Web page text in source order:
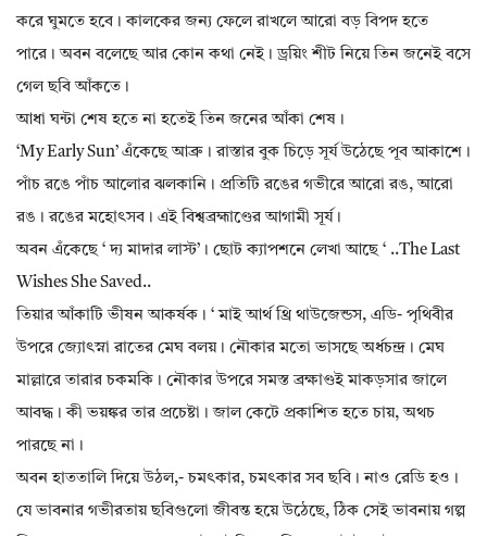
করে ঘুমতে হবে। কালকের জন‍্য ফেলে রাখলে আরো বড় বিপদ হতে
পারে। অবন বলেছে আর কোন কথা নেই। ড্রয়িং শীট নিয়ে তিন জনেই বসে
গেল ছবি আঁকতে।
আধা ঘন্টা শেষ হতে না হতেই তিন জনের আঁকা শেষ।
‘My Early Sun’ এঁকেছে আব্রু। রাস্তার বুক চিড়ে সূর্য উঠেছে পূব আকাশে।
পাঁচ রঙে পাঁচ আলোর ঝলকানি। প্রতিটি রঙের গভীরে আরো রঙ, আরো
রঙ। রঙের মহোৎসব। এই বিশ্বব্রহ্মাণ্ডের আগামী সূর্য।
অবন এঁকেছে ‘ দ্য মাদার লাস্ট’। ছোট ক‍্যাপশনে লেখা আছে ‘ ..the Last
Wishes She Saved..
তিয়ার আঁকাটি ভীষন আকর্ষক। ‘ মাই আর্থ থ্রি থাউজেন্ডস, এডি- পৃথিবীর
উপরে জ‍্যোৎস্না রাতের মেঘ বলয়। নৌকার মতো ভাসছে অর্ধচন্দ্র। মেঘ
মাল্লারে তারার চকমকি। নৌকার উপরে সমস্ত ব্রক্ষাণ্ডই মাকড়সার জালে
আবদ্ধ। কী ভয়ঙ্কর তার প্রচেষ্টা। জাল কেটে প্রকাশিত হতে চায়, অথচ
পারছে না।
অবন হাততালি দিয়ে উঠল,- চমৎকার, চমৎকার সব ছবি। নাও রেডি হও।
যে ভাবনার গভীরতায় ছবিগুলো জীবন্ত হয়ে উঠেছে, ঠিক সেই ভাবনায় গল্প